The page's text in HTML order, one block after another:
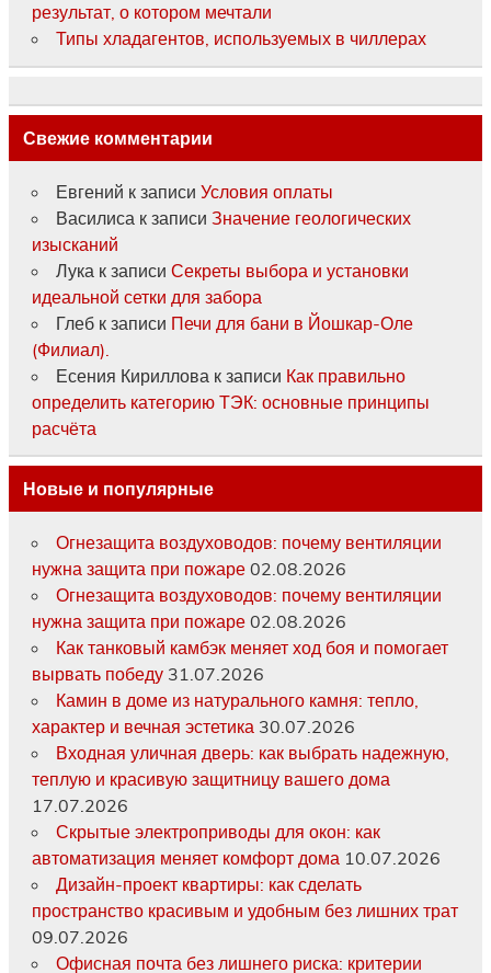
результат, о котором мечтали
Типы хладагентов, используемых в чиллерах
Свежие комментарии
Евгений к записи Условия оплаты
Василиса к записи Значение геологических
изысканий
Лука к записи Секреты выбора и установки
идеальной сетки для забора
Глебк записи Печи для бани в Йошкар-Оле
(Филиал).
Есения Кириллова к записи Как правильно
определить категорию ТЭК: основные принципы
расчёта
Новые и популярные
Огнезащита воздуховодов: почему вентиляции
нужна защита при пожаре 02.08.2026
Огнезащита воздуховодов: почему вентиляции
нужна защита при пожаре 02.08.2026
Как танковый камбэк меняет ход боя и помогает
вырвать победу 31.07.2026
Камин в доме из натурального камня: тепло,
характер и вечная эстетика 30.07.2026
Входная уличная дверь: как выбрать надежную,
теплую и красивую защитницу вашего дома
17.07.2026
Скрытые электроприводы для окон: как
автоматизация меняет комфорт дома 10.07.2026
Дизайн-проект квартиры: как сделать
пространство красивым и удобным без лишних трат
09.07.2026
Офисная почта без лишнего риска: критерии